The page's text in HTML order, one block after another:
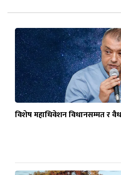
विशेष महाधिवेशन विधानसम्मत र